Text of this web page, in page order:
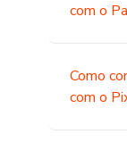
com o
Como
com o